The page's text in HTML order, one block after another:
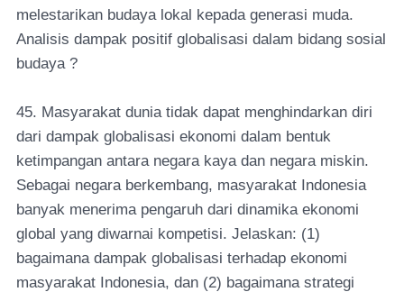
melestarikan budaya lokal kepada generasi muda.
Analisis dampak positif globalisasi dalam bidang sosial
budaya ?
45. Masyarakat dunia tidak dapat menghindarkan diri
dari dampak globalisasi ekonomi dalam bentuk
ketimpangan antara negara kaya dan negara miskin.
Sebagai negara berkembang, masyarakat Indonesia
banyak menerima pengaruh dari dinamika ekonomi
global yang diwarnai kompetisi. Jelaskan: (1)
bagaimana dampak globalisasi terhadap ekonomi
masyarakat Indonesia, dan (2) bagaimana strategi